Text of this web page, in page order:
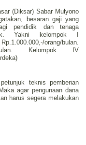
(Diksar) Sabar Mulyono
besaran gaji yang
pendidik dan tenaga
Yakni kelompok I
orang/bulan.
bulan. Kelompok IV
teknis pemberian
agar pengunaan dana
harus segera melakukan